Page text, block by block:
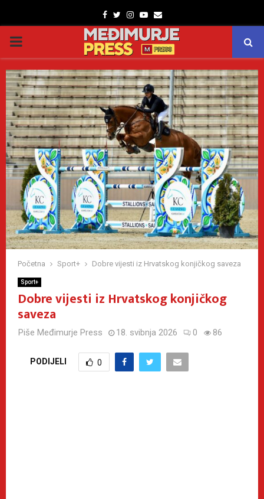
Facebook
TwitterInstagram
Youtube
Email
PRIMARY
MENU
Početna Sport+ Dobre vijesti iz Hrvatskog konjičkog saveza
Sport+
Dobre vijesti iz Hrvatskog konjičkog
saveza
Piše Međimurje Press 18. svibnja 2026 0 86
PODIJELI 0